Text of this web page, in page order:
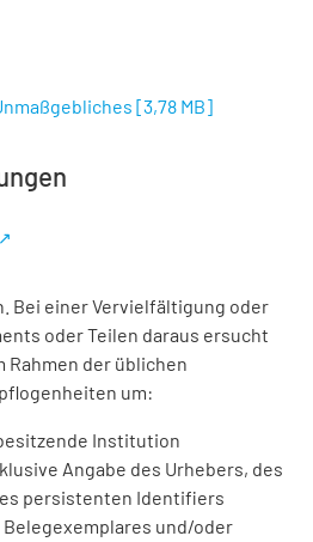
[3,78 MB]
Bei einer Vervielfältigung oder
oder Teilen daraus ersucht
Rahmen der üblichen
um:
Institution
Angabe des Urhebers, des
persistenten Identifiers
und/oder